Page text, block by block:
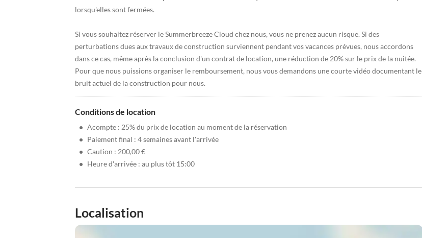
lorsqu'elles sont fermées.
Si vous souhaitez réserver le Summerbreeze Cloud chez nous, vous ne prenez aucun risque. Si des
perturbations dues aux travaux de construction surviennent pendant vos vacances prévues, nous accordons
dans ce cas, même après la conclusion d'un contrat de location, une réduction de 20% sur le prix de la nuitée.
Pour que nous puissions organiser le remboursement, nous vous demandons une courte vidéo documentant le
bruit actuel de la construction pour nous.
Conditions de location
• Acompte : 25% du prix de location au moment de la réservation
• Paiement final : 4 semaines avant l'arrivée
• Caution : 200,00 €
• Heure d'arrivée : au plus tôt 15:00
Localisation